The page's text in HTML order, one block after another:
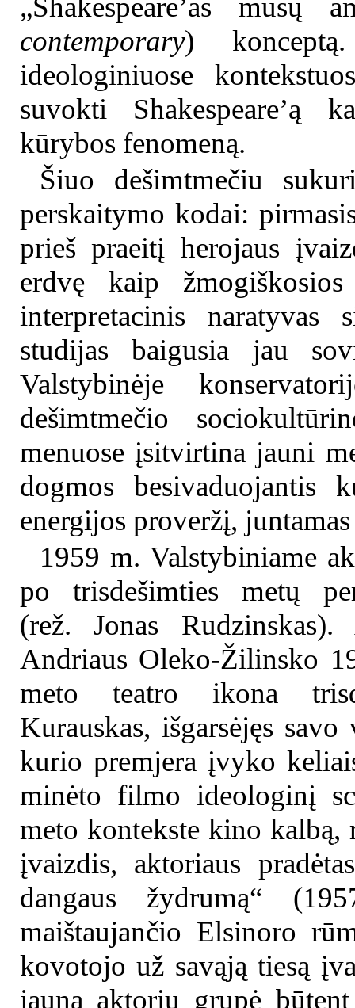
„Shakespeare’as mūsų
contemporary)
ideologiniuose
suvokti Shakespeare’ą
kūrybos fenomeną.
Šiuo dešimtmečiu
perskaitymo kodai:
prieš praeitį herojaus
erdvę kaip
interpretacinis
studijas baigusia jau
Valstybinėje
dešimtmečio
menuose įsitvirtina jauni
dogmos besivaduojantis
energijos proveržį,
1959 m. Valstybiniame
po trisdešimties metų
(rež. Jonas
Andriaus Oleko-Žilinsko
meto teatro ikona
Kurauskas, išgarsėjęs
kurio premjera įvyko
minėto filmo ideologinį
meto kontekste kino
įvaizdis, aktoriaus
dangaus žydrumą“
maištaujančio Elsinoro
kovotojo už savąją tiesą
jauna aktorių grupė